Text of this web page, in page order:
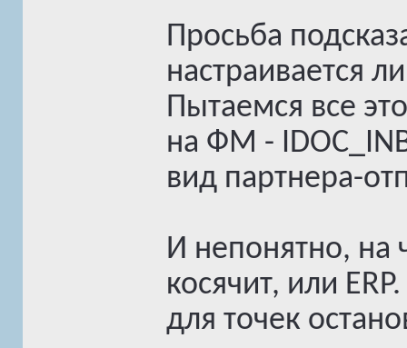
Просьба
настраивается
Пытаемся все
на ФМ -
вид партнера-
И непонятно, на
косячит, или
для точек